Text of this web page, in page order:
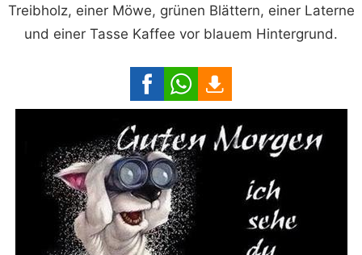
Treibholz, einer Möwe, grünen Blättern, einer Laterne
und einer Tasse Kaffee vor blauem Hintergrund.